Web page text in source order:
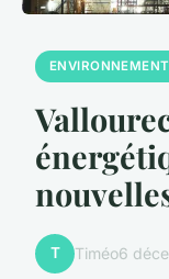
ENVIRONNEMENT
T Timéo6